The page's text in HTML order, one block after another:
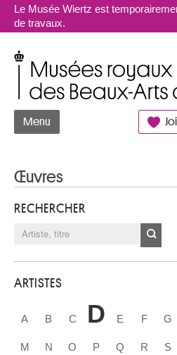
Le Musée Wiertz est
de travaux.
Menu
Œuvres
RECHERCHER
ARTISTES
A B C D E F G
M N O P Q R S